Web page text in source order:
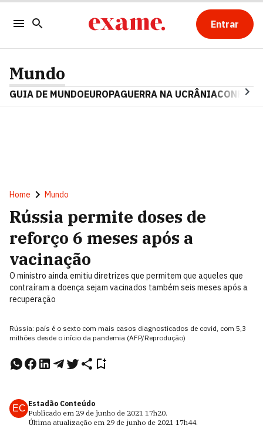
Entrar
Mundo
GUIA DE MUNDOEUROPAGUERRA NA UCRÂNIA
Home Mundo
Rússia permite doses de
reforço 6 meses após a
vacinação
O ministro ainda emitiu diretrizes que permitem que aqueles que
contraíram a doença sejam vacinados também seis meses após a
recuperação
Rússia: país é o sexto com mais casos diagnosticados de covid, com 5,3
milhões desde o início da pandemia (AFP/Reprodução)
EC Estadão Conteúdo
Publicado em 29 de junho de 2021 17h20.
Última atualização em 29 de junho de 2021 17h44.